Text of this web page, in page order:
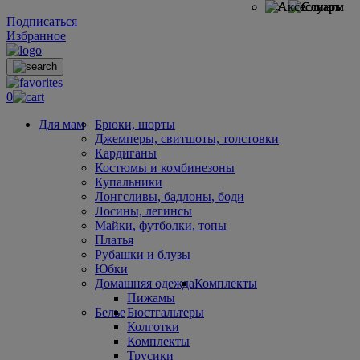
Подписаться
Избранное
0
Для мам
Брюки, шорты
Джемперы, свитшоты, толстовки
Кардиганы
Костюмы и комбинезоны
Купальники
Лонгсливы, бадлоны, боди
Лосины, легинсы
Майки, футболки, топы
Платья
Рубашки и блузы
Юбки
Домашняя одеждаКомплекты
Пижамы
БельеБюстгальтеры
Колготки
Комплекты
Трусики